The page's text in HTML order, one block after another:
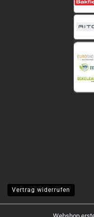
Vertrag widerrufen